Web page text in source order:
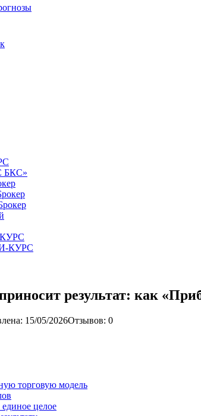
БКС»
КУРС
КУРС
результат: как
15/05/2026Отзывов: 0
торговую модель
единое целое